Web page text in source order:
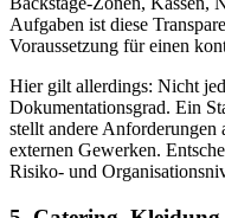
Aufgaben ist diese
Voraussetzung für einen
Hier gilt allerdings: Nicht
Dokumentationsgrad. Ein
stellt andere Anforderungen
externen Gewerken.
Risiko- und